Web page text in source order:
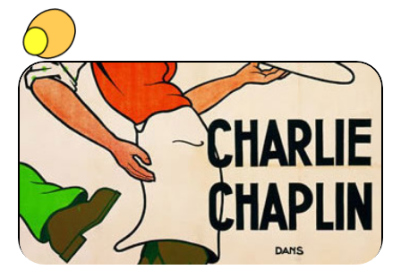
FOOD
BONS PLANS
SOUTENEZ KULTT